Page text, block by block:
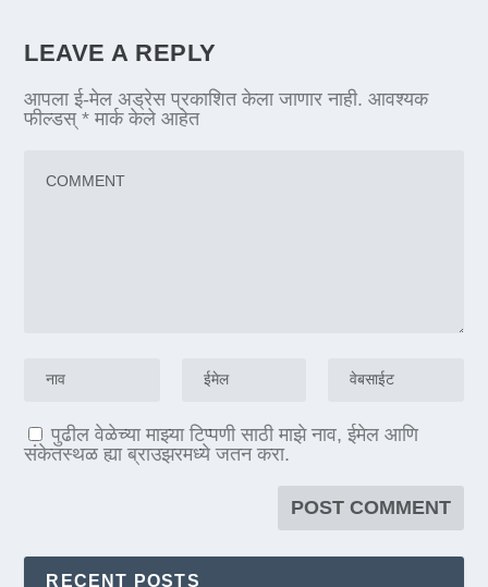
LEAVE A REPLY
आपला ई-मेल अड्रेस प्रकाशित केला जाणार नाही. आवश्यक
फील्डस्* मार्क केले आहेत
पुढील वेळेच्या माझ्या टिप्पणी साठी माझे नाव, ईमेल आणि
संकेतस्थळ ह्या ब्राउझरमध्ये जतन करा.
RECENT POSTS